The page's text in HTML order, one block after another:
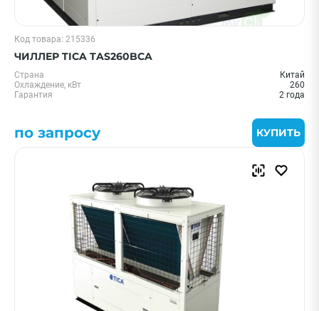
Код товара: 215336
ЧИЛЛЕР TICA TAS260BCA
Страна
Китай
Охлаждение, кВт
260
Гарантия
2 года
по запросу КУПИТЬ